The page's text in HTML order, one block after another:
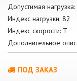
Допустимая
Индекс нагрузки: 82
Индекс скорости: T
Дополнительное
ПОД ЗАКАЗ